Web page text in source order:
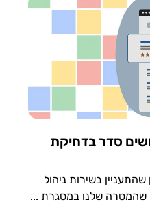
2?": עושים סדר בדחיקת
בשירות ניהול
שהמטרה שלנו במסגרת